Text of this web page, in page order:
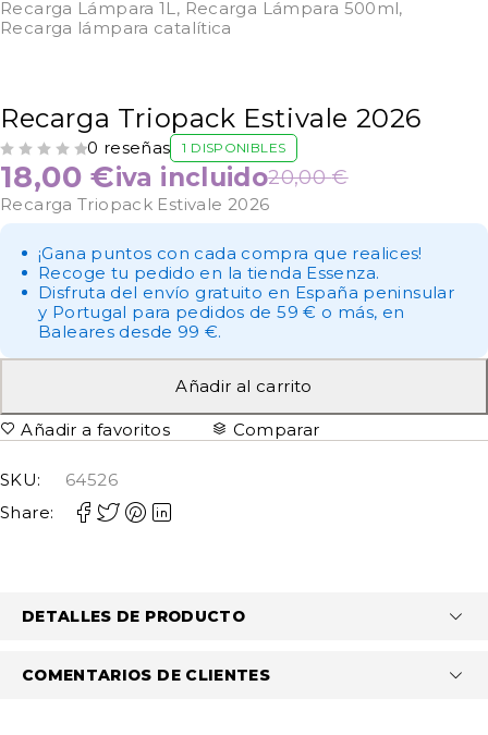
Recarga Lámpara 1L, Recarga Lámpara 500ml,
Recarga lámpara catalítica
Recarga Triopack Estivale 2026
0 reseñas 1 DISPONIBLES
20,00€
18,00€iva incluido
Recarga Triopack Estivale 2026
¡Gana puntos con cada compra que realices!
Recoge tu pedido en la tienda Essenza.
Disfruta del envío gratuito en España peninsular
y Portugal para pedidos de 59 € o más, en
Baleares desde 99 €.
Añadir al carrito
Añadir a favoritos Comparar
SKU:
64526
Share:
DETALLES DE PRODUCTO
COMENTARIOS DE CLIENTES